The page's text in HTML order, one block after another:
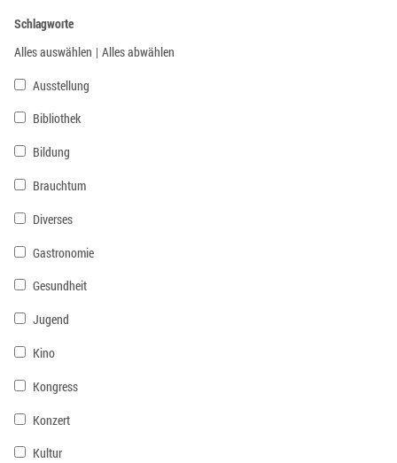
Schlagworte
Alles auswählen | Alles abwählen
Ausstellung
Bibliothek
Bildung
Brauchtum
Diverses
Gastronomie
Gesundheit
Jugend
Kino
Kongress
Konzert
Kultur